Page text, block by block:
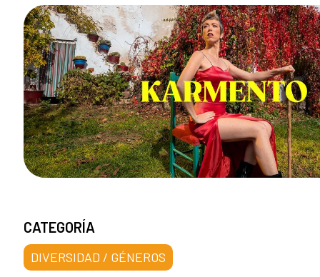
CATEGORÍA
DIVERSIDAD / GÉNEROS